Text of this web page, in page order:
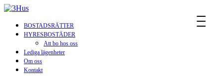
BOSTADSRÄTTER
HYRESBOSTÄDER
Att bo hos oss
Lediga lägenheter
Om oss
Kontakt